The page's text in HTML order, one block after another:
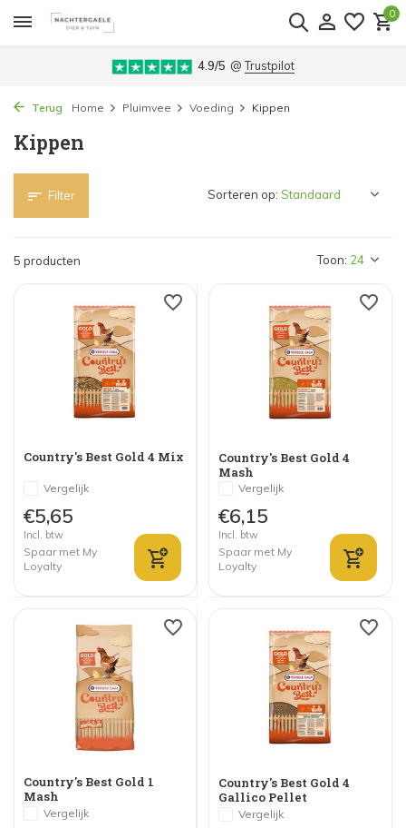
0
4.9/5 @Trustpilot
Terug Home Pluimvee Voeding Kippen
Kippen
Filter
5 producten Toon:
Sorteren op:
Country's Best Gold 4 Mix
Vergelijk
€5,65
Incl. btw
Spaar met My
Loyalty
Country's Best Gold 4
Mash
Vergelijk
€6,15
Incl. btw
Spaar met My
Loyalty
Country's Best Gold 1
Mash
Vergelijk
Country's Best Gold 4
Gallico Pellet
Vergelijk